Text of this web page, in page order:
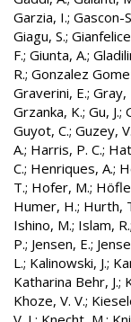
Garzia, I.; Gascon-
Giagu, S.;
F.; Giunta, A.;
R.; Gonzalez
Graverini, E.; Gray,
Grzanka, K.; Gu, J.;
Guyot, C.; Guzey, V.
A.; Harris, P. C.;
C.; Henriques, A.;
T.; Hofer, M.;
Humer, H.; Hurth,
Ishino, M.; Islam, R.;
P.; Jensen, E.;
L.; Kalinowski, J.;
Katharina Behr, J.;
Khoze, V. V.;